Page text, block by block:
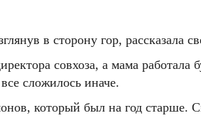
в сторону гор, рассказала
совхоза, а мама
сложилось иначе.
который был на год